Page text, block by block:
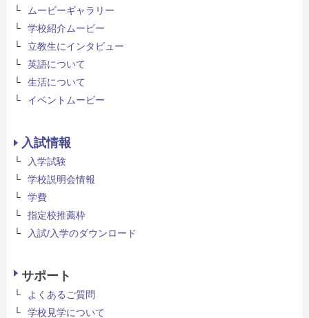
ムービーギャラリー
学校紹介ムービー
立教生にインタビュー
英語について
生活について
イベントムービー
入試情報
入学試験
学校説明会情報
学費
指定校推薦枠
入試/入学のダウンロード
サポート
よくあるご質問
学校見学について